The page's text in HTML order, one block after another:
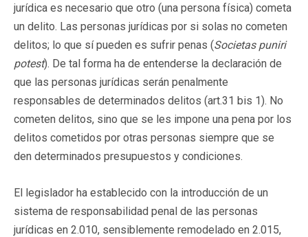
jurídica es necesario que otro (una persona física) cometa
un delito. Las personas jurídicas por si solas no cometen
delitos; lo que sí pueden es sufrir penas (Societas puniri
potest). De tal forma ha de entenderse la declaración de
que las personas jurídicas serán penalmente
responsables de determinados delitos (art.31 bis 1). No
cometen delitos, sino que se les impone una pena por los
delitos cometidos por otras personas siempre que se
den determinados presupuestos y condiciones.
El legislador ha establecido con la introducción de un
sistema de responsabilidad penal de las personas
jurídicas en 2.010, sensiblemente remodelado en 2.015,